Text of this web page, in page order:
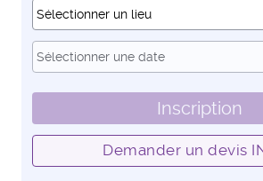
Sélectionner une date
Inscription
Demander un devis